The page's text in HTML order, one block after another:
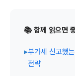
📚 함께 읽으면
▸부가세 신고했
전략